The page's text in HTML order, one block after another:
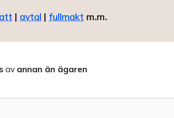
| avtal | fullmakt m.m.
av annan än ägaren